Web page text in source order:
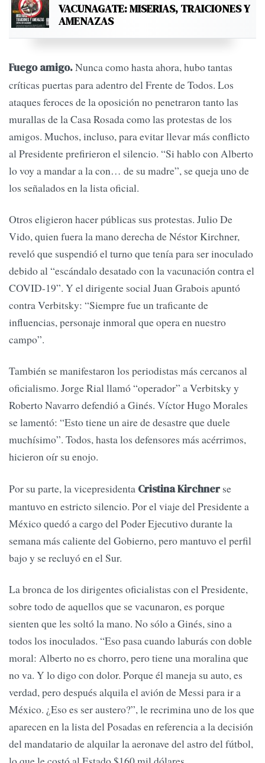
VACUNAGATE: MISERIAS, TRAICIONES Y
AMENAZAS
Fuego amigo.Nunca como hasta ahora, hubo tantas
críticas puertas para adentro del Frente de Todos. Los
ataques feroces de la oposición no penetraron tanto las
murallas de la Casa Rosada como las protestas de los
amigos. Muchos, incluso, para evitar llevar más conflicto
al Presidente prefirieron el silencio. “Si hablo con Alberto
lo voy a mandar a la con… de su madre”, se queja uno de
los señalados en la lista oficial.
Otros eligieron hacer públicas sus protestas. Julio De
Vido, quien fuera la mano derecha de Néstor Kirchner,
reveló que suspendió el turno que tenía para ser inoculado
debido al “escándalo desatado con la vacunación contra el
COVID-19”. Y el dirigente social Juan Grabois apuntó
contra Verbitsky: “Siempre fue un traficante de
influencias, personaje inmoral que opera en nuestro
campo”.
También se manifestaron los periodistas más cercanos al
oficialismo. Jorge Rial llamó “operador” a Verbitsky y
Roberto Navarro defendió a Ginés. Víctor Hugo Morales
se lamentó: “Esto tiene un aire de desastre que duele
muchísimo”. Todos, hasta los defensores más acérrimos,
hicieron oír su enojo.
Por su parte, la vicepresidenta Cristina Kirchner se
mantuvo en estricto silencio. Por el viaje del Presidente a
México quedó a cargo del Poder Ejecutivo durante la
semana más caliente del Gobierno, pero mantuvo el perfil
bajo y se recluyó en el Sur.
La bronca de los dirigentes oficialistas con el Presidente,
sobre todo de aquellos que se vacunaron, es porque
sienten que les soltó la mano. No sólo a Ginés, sino a
todos los inoculados. “Eso pasa cuando laburás con doble
moral: Alberto no es chorro, pero tiene una moralina que
no va. Y lo digo con dolor. Porque él maneja su auto, es
verdad, pero después alquila el avión de Messi para ir a
México. ¿Eso es ser austero?”, le recrimina uno de los que
aparecen en la lista del Posadas en referencia a la decisión
del mandatario de alquilar la aeronave del astro del fútbol,